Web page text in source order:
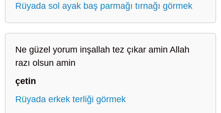
Rüyada sol ayak baş parmağı tırnağı görmek
Ne güzel yorum inşallah tez çıkar amin Allah
razı olsun amin
çetin
Rüyada erkek terliği görmek